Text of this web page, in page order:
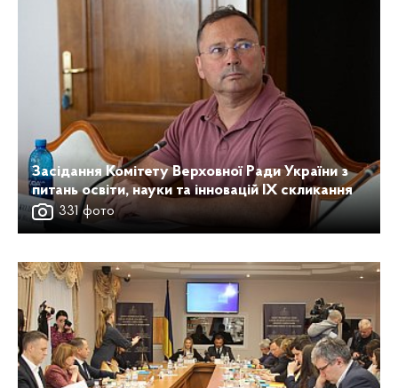
Засідання Комітету Верховної Ради України з
питань освіти, науки та інновацій ІХ скликання
331 фото